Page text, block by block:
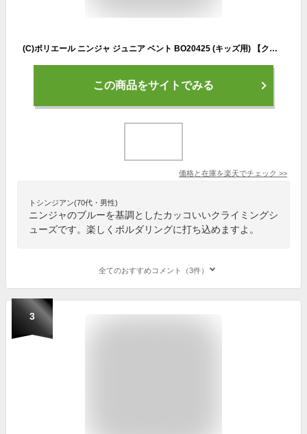
(C)ボリエール ニンジャ ジュニア ベント BO20425 (キッズ用) 【クライミングシューズ・ボルダリングシューズ】【キッズクライミングシューズ】
この商品をサイトでみる
価格と在庫を楽天でチェック >>
トシンジアン(70代・男性)
ニンジャのブルーを基調としたカッコいいクライミングシ
ューズです。楽しくボルダリングに打ち込めますよ。
全てのおすすめコメント（3件）
3